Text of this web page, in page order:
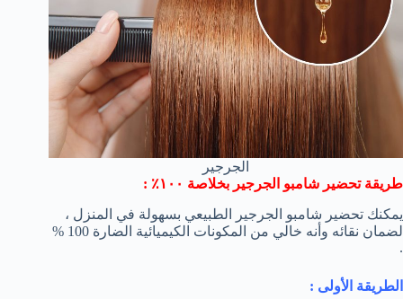
الجرجير
طريقة تحضير شامبو الجرجير بخلاصة ١٠٠٪ :
يمكنك تحضير شامبو الجرجير الطبيعي بسهولة في المنزل ،
لضمان نقائه وأنه خالي من المكونات الكيميائية الضارة 100 %
.
الطريقة الأولى :